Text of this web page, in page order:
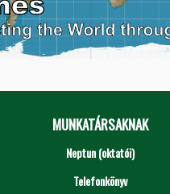
MUNKATÁRSAKNAK
Neptun (oktatói)
Telefonkönyv